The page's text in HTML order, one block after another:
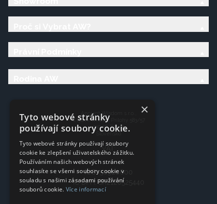
Ancient Wisdom s.r.o.,
CTpark Trnava, Prílohy 583/57
919 26 Zavar
Slovensko
IČO: 50920600
IČ DPH: SK2120525440
×
Tyto webové stránky
používají soubory cookie.
Tyto webové stránky používají soubory
cookie ke zlepšení uživatelského zážitku.
Používáním našich webových stránek
souhlasíte se všemi soubory cookie v
souladu s našimi zásadami používání
souborů cookie. Více informací